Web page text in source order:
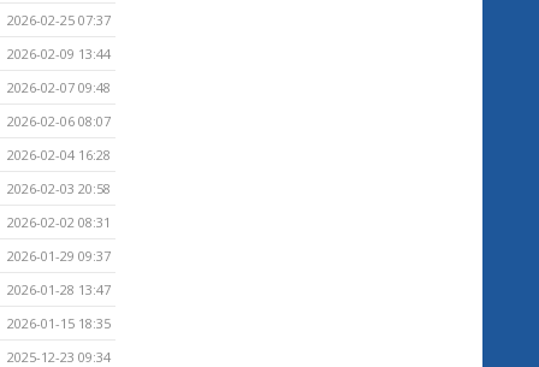
2026-02-25 07:37
2026-02-09 13:44
2026-02-07 09:48
2026-02-06 08:07
2026-02-04 16:28
2026-02-03 20:58
2026-02-02 08:31
2026-01-29 09:37
2026-01-28 13:47
2026-01-15 18:35
2025-12-23 09:34